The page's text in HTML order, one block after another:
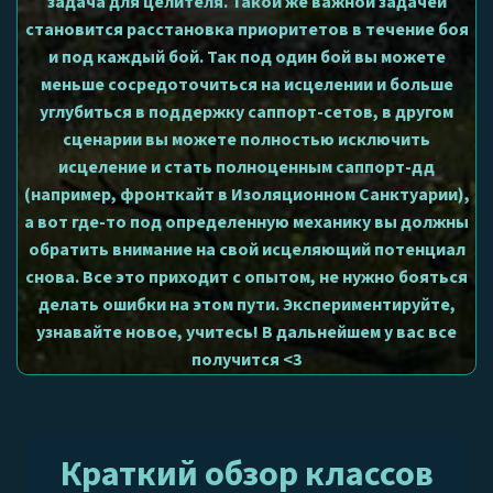
становится расстановка приоритетов в течение боя
и под каждый бой. Так под один бой вы можете
меньше сосредоточиться на исцелении и больше
углубиться в поддержку саппорт-сетов, в другом
сценарии вы можете полностью исключить
исцеление и стать полноценным саппорт-дд
(например, фронткайт в Изоляционном Санктуарии),
а вот где-то под определенную механику вы должны
обратить внимание на свой исцеляющий потенциал
снова. Все это приходит с опытом, не нужно бояться
делать ошибки на этом пути. Экспериментируйте,
узнавайте новое, учитесь! В дальнейшем у вас все
получится <3
Краткий обзор классов